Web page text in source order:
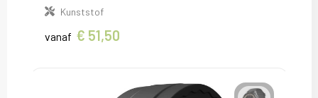
Kunststof
vanaf € 51,50